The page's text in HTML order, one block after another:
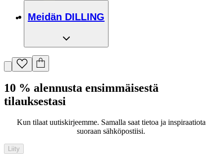
Meidän DILLING
10 % alennusta ensimmäisestä
tilauksestasi
Kun tilaat uutiskirjeemme. Samalla saat tietoa ja inspiraatiota
suoraan sähköpostiisi.
Liity